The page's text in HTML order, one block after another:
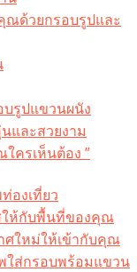
ณด้วยกรอบรูปและ
รูปแขวนผนัง
และสวยงาม
ครเห็นต้อง ”
องเที่ยว
ให้กับพื้นที่ของคุณ
ศใหม่ให้เข้ากับคุณ
ใส่กรอบพร้อมแขวน​